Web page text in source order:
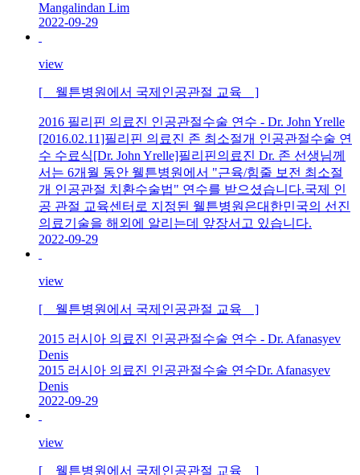
Mangalindan Lim
2022-09-29
view
[ 웰튼병원에서 국제인공관절 교육 ]
2016 필리핀 의료진 인공관절수술 연수 - Dr. John Yrelle
[2016.02.11]필리핀 의료진 존 최소절개 인공관절수술 연
수 수료식[Dr. John Yrelle]필리핀의료진 Dr. 존 선생님께
서는 6개월 동안 웰튼병원에서 "근육/힘줄 보전 최소절
개 인공관절 치환수술법" 연수를 받으셨습니다.국제 인
공 관절 교육센터로 지정된 웰튼병원은대한민국의 선진
의료기술을 해외에 알리는데 앞장서고 있습니다.
2022-09-29
view
[ 웰튼병원에서 국제인공관절 교육 ]
2015 러시아 의료진 인공관절수술 연수 - Dr. Afanasyev
Denis
2015 러시아 의료진 인공관절수술 연수Dr. Afanasyev
Denis
2022-09-29
view
[ 웰튼병원에서 국제인공관절 교육 ]